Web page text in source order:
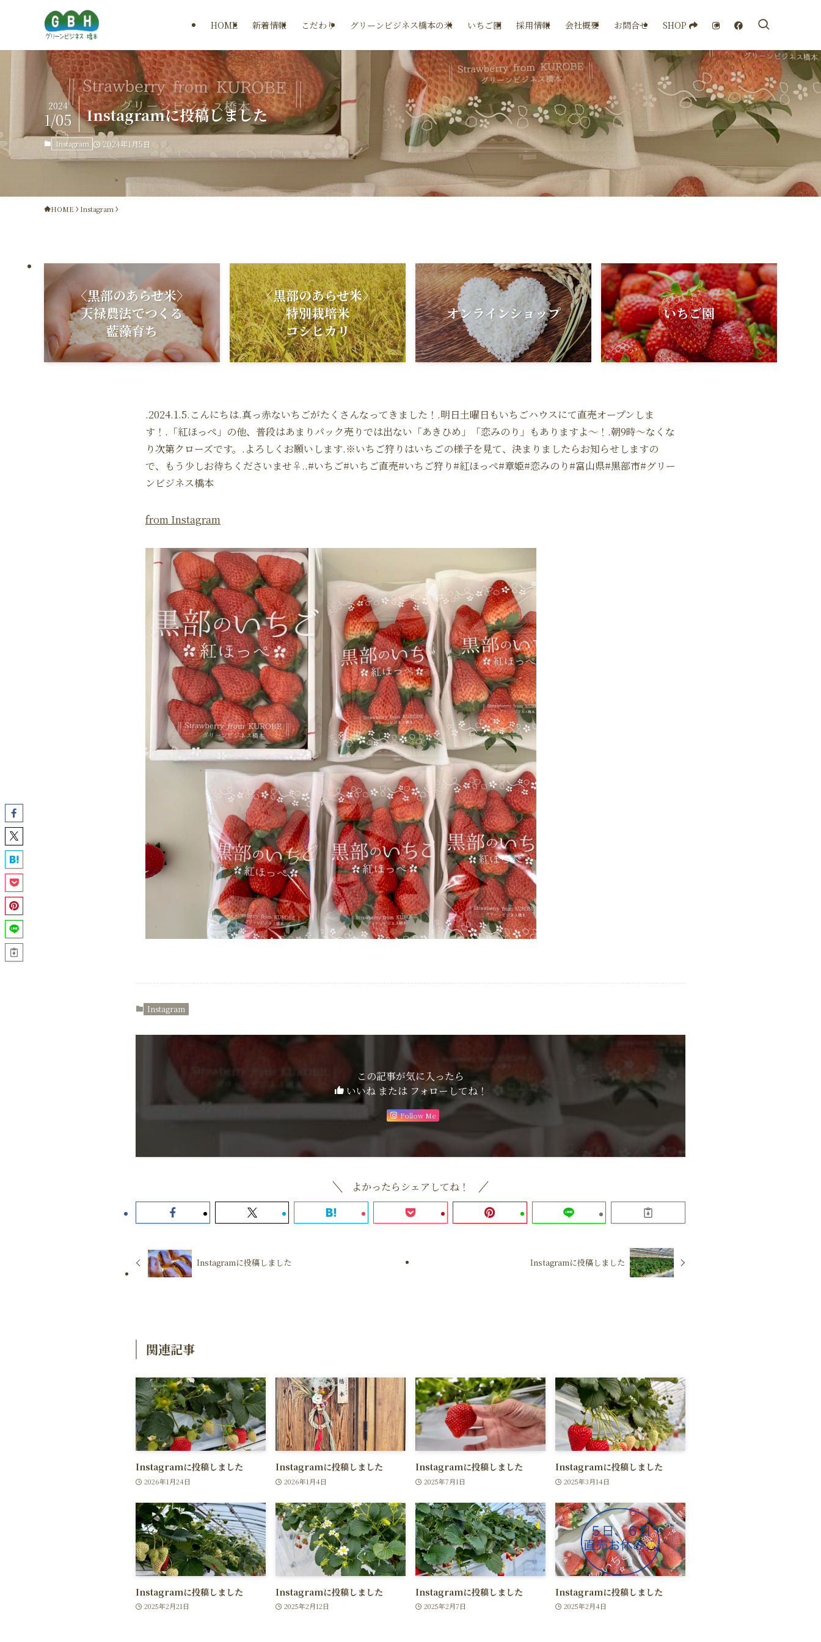
HOME 新着情報 こだわり グリーンビジネス橋本の米 いちご園 採用情報 会社概要 お問合せ SHOP
Instagramに投稿しました
2024
1/05
Instagram 2024年1月5日
HOME Instagram
〈黒部のあらせ米〉
天禄農法でつくる
藍藻育ち
〈黒部のあらせ米〉
特別栽培米
コシヒカリ
オンラインショップ いちご園
.2024.1.5.こんにちは.真っ赤ないちごがたくさんなってきました！.明日土曜日もいちごハウスにて直売オープンしま
す！.「紅ほっぺ」の他、普段はあまりパック売りでは出ない「あきひめ」「恋みのり」もありますよ〜！.朝9時〜なくな
り次第クローズです。.よろしくお願いします.※いちご狩りはいちごの様子を見て、決まりましたらお知らせしますの
で、もう少しお待ちくださいませ‍♀️..#いちご#いちご直売#いちご狩り#紅ほっぺ#章姫#恋みのり#富山県#黒部市#グリー
ンビジネス橋本
from Instagram
Instagram
この記事が気に入ったら
いいね または フォローしてね！
Follow Me
よかったらシェアしてね！
Instagramに投稿しました Instagramに投稿しました
関連記事
Instagramに投稿しました
2026年1月24日
Instagramに投稿しました
2026年1月4日
Instagramに投稿しました
2025年7月1日
Instagramに投稿しました
2025年3月14日
Instagramに投稿しました
2025年2月21日
Instagramに投稿しました
2025年2月12日
Instagramに投稿しました
2025年2月7日
Instagramに投稿しました
2025年2月4日